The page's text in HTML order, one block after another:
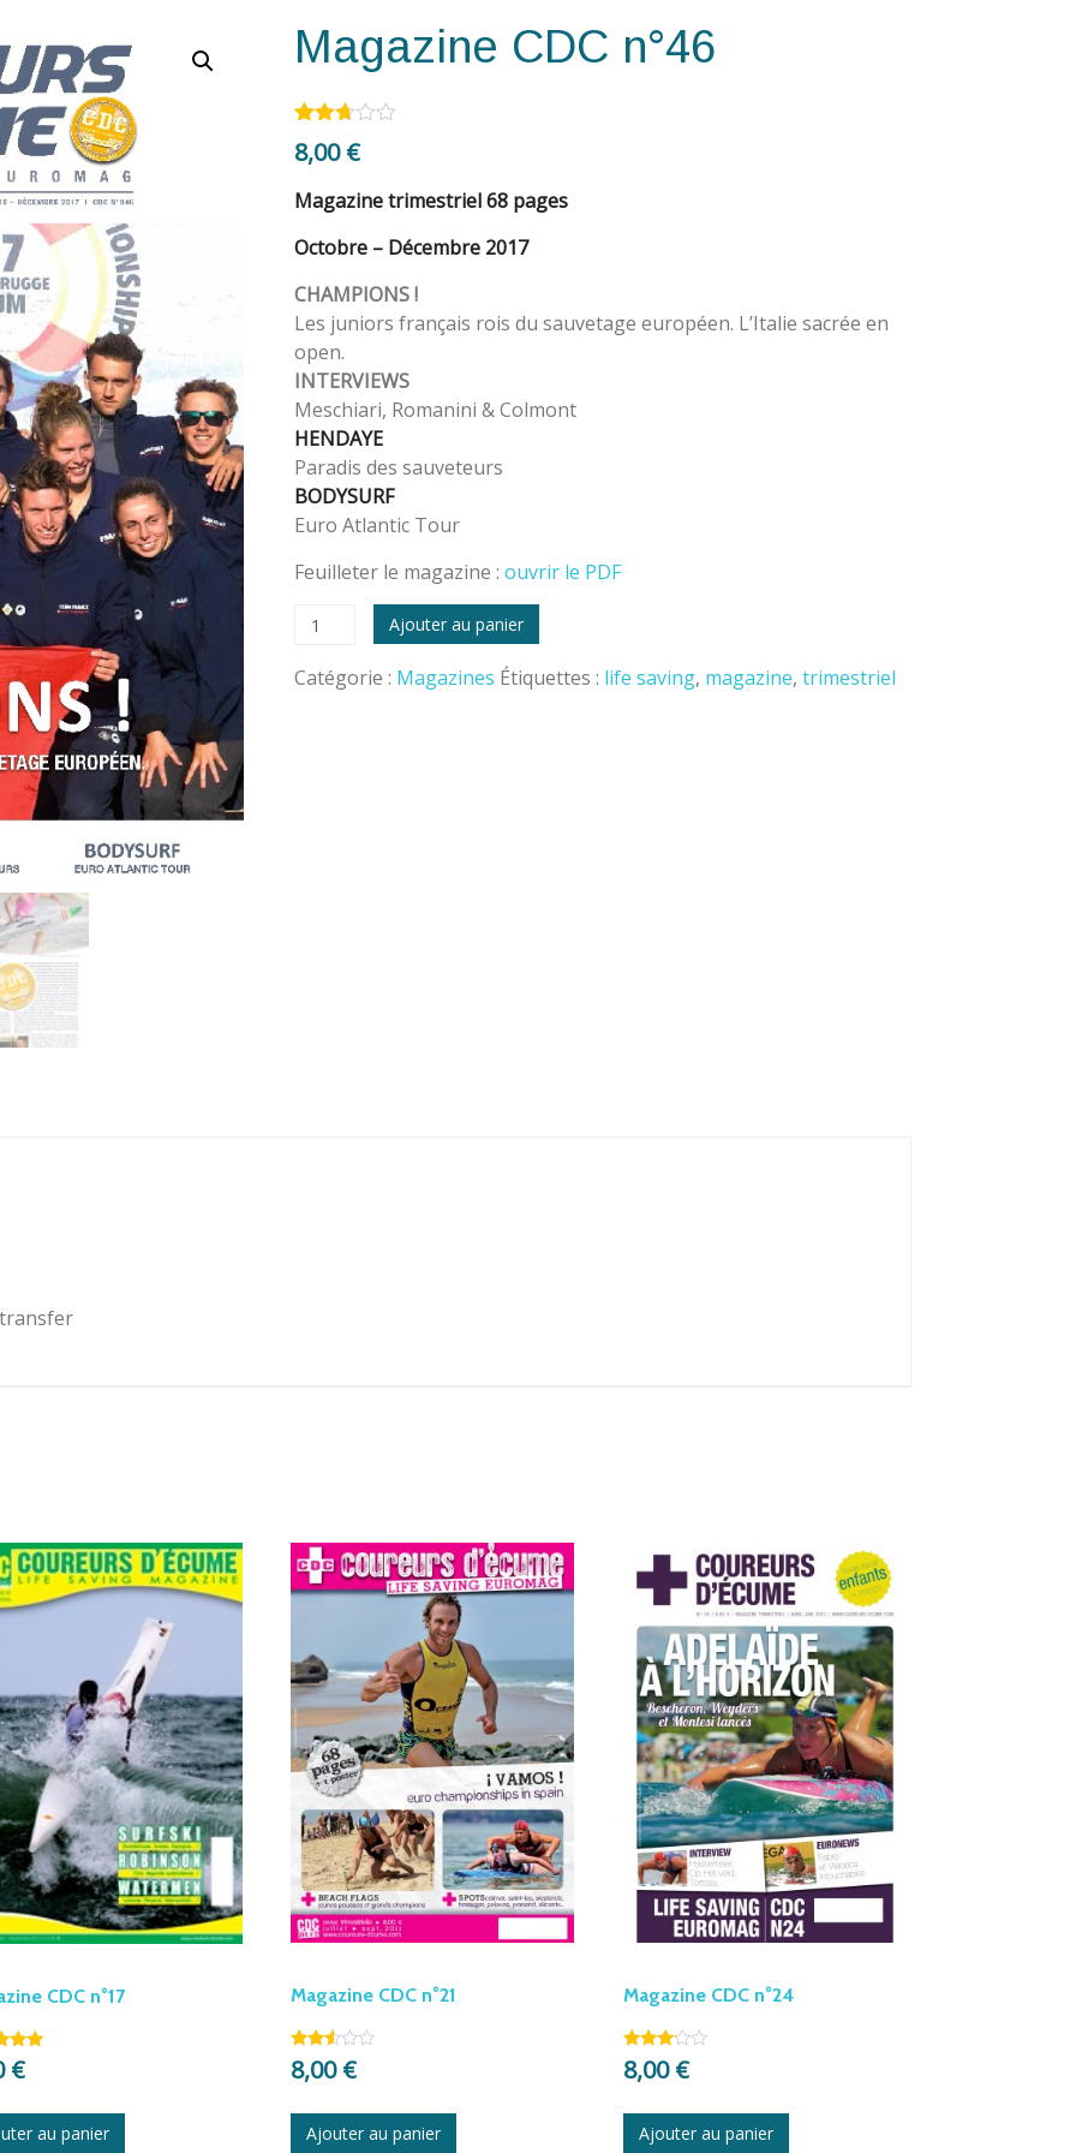
Magazine CDC n°46
Noté
2.64
5
basé
sur
584
notatio
client
8,00€
Magazine trimestriel 68 pages
Octobre – Décembre 2017
CHAMPIONS !
Les juniors français rois du sauvetage européen. L’Italie sacrée en
open.
INTERVIEWS
Meschiari, Romanini & Colmont
HENDAYE
Paradis des sauveteurs
BODYSURF
Euro Atlantic Tour
Feuilleter le magazine :ouvrir le PDF
quantité
Magazine
Ajouter au panier
Catégorie : Magazines Étiquettes : life saving, magazine,trimestriel
CDC n°17
€
au panier
Magazine CDC n°21
Note
2.45
8,00€
Ajouter au panier
Magazine CDC n°24
Note
2.97
8,00€
Ajouter au panier